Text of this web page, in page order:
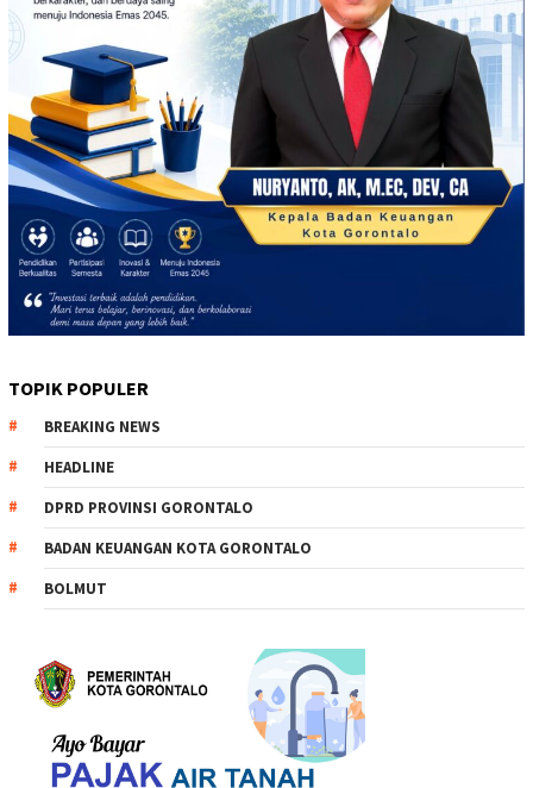
TOPIK POPULER
BREAKING NEWS
HEADLINE
DPRD PROVINSI GORONTALO
BADAN KEUANGAN KOTA GORONTALO
BOLMUT